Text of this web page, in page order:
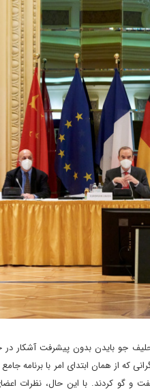
جو بایدن بدون پیشرفت آشکار در
گرانی که از همان ابتدای امر با برنامه
و گو کردند. با این حال، نظرات